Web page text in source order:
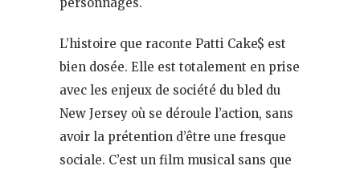
L’histoire que raconte Patti Cake$ est
bien dosée. Elle est totalement en prise
avec les enjeux de société du bled du
New Jersey où se déroule l’action, sans
avoir la prétention d’être une fresque
sociale. C’est un film musical sans que